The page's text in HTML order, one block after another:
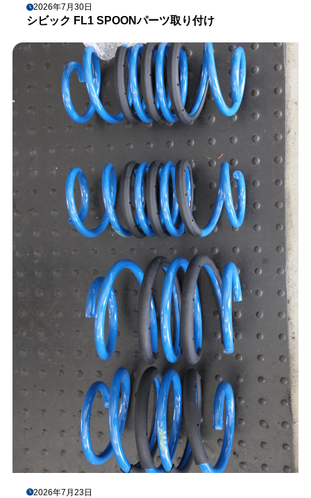
2026年7月30日
シビック FL1 SPOONパーツ取り付け
2026年7月23日